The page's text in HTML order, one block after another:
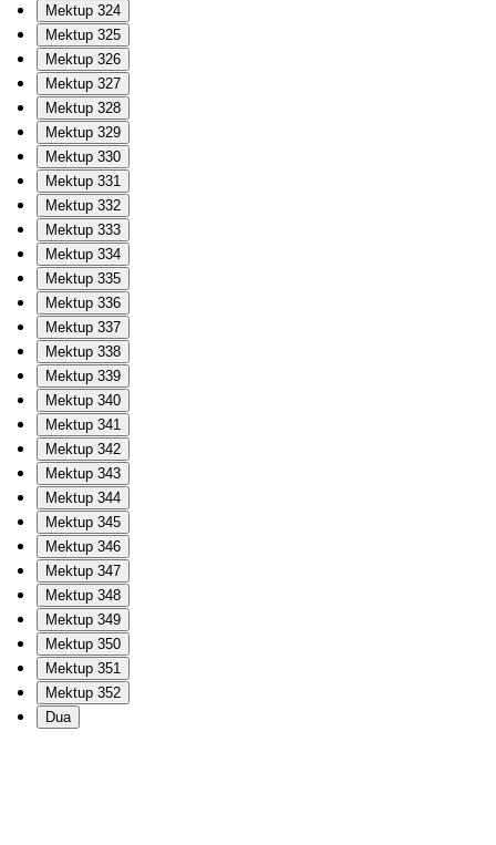
Mektup 324
Mektup 325
Mektup 326
Mektup 327
Mektup 328
Mektup 329
Mektup 330
Mektup 331
Mektup 332
Mektup 333
Mektup 334
Mektup 335
Mektup 336
Mektup 337
Mektup 338
Mektup 339
Mektup 340
Mektup 341
Mektup 342
Mektup 343
Mektup 344
Mektup 345
Mektup 346
Mektup 347
Mektup 348
Mektup 349
Mektup 350
Mektup 351
Mektup 352
Dua